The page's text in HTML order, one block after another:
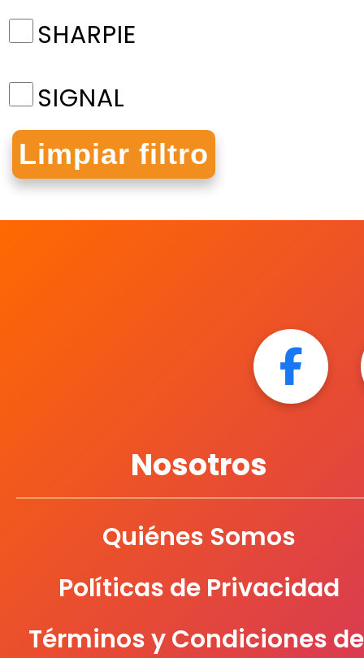
SHARPIE
SIGNAL
STAEDTLER
TEXTLINER 46
Nosotros
Quiénes Somos
Políticas de Privacidad
Términos y Condiciones